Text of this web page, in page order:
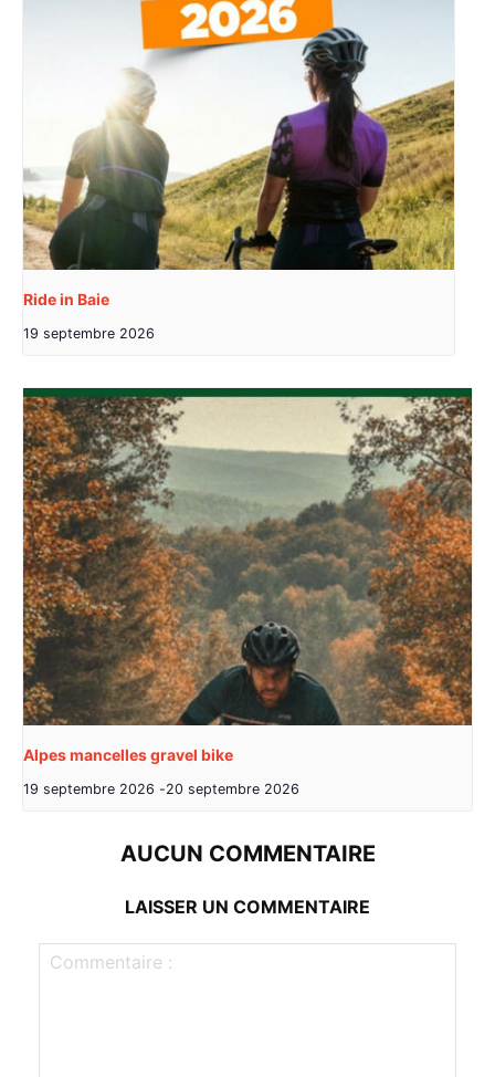
Ride in Baie
19 septembre 2026
Alpes mancelles gravel bike
19 septembre 2026 -20 septembre 2026
AUCUN COMMENTAIRE
LAISSER UN COMMENTAIRE